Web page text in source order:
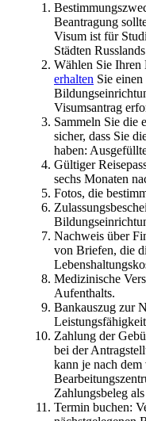
Beantragung
Visum ist für
Städten
Wählen Sie Ihren
erhalten Sie
Visumsantrag
Sammeln Sie die
sicher, dass Sie
haben:
Gültiger
sechs Monaten
Fotos, die
Nachweis über
von Briefen, die
Medizinische
Aufenthalts.
Bankauszug zur
Zahlung der
bei der
kann je nach
Zahlungsbeleg
Termin buchen: